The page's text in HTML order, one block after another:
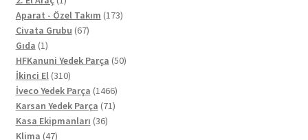
ürün
Aparat - Özel Takım 173173
Civata Grubu 6767
Gıda 11
ürün
HFKanuni Yedek Parça 5050
İkinci El 310310
ürün
İveco Yedek Parça 14661466
ürün
Karsan Yedek Parça 7171
Kasa Ekipmanları 3636
Klima 4747